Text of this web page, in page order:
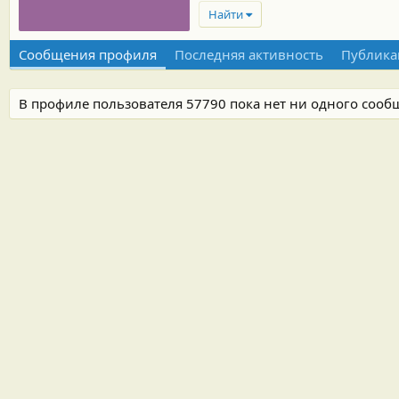
Найти
Сообщения профиля Последняя активность
В профиле пользователя 57790 пока нет ни одного